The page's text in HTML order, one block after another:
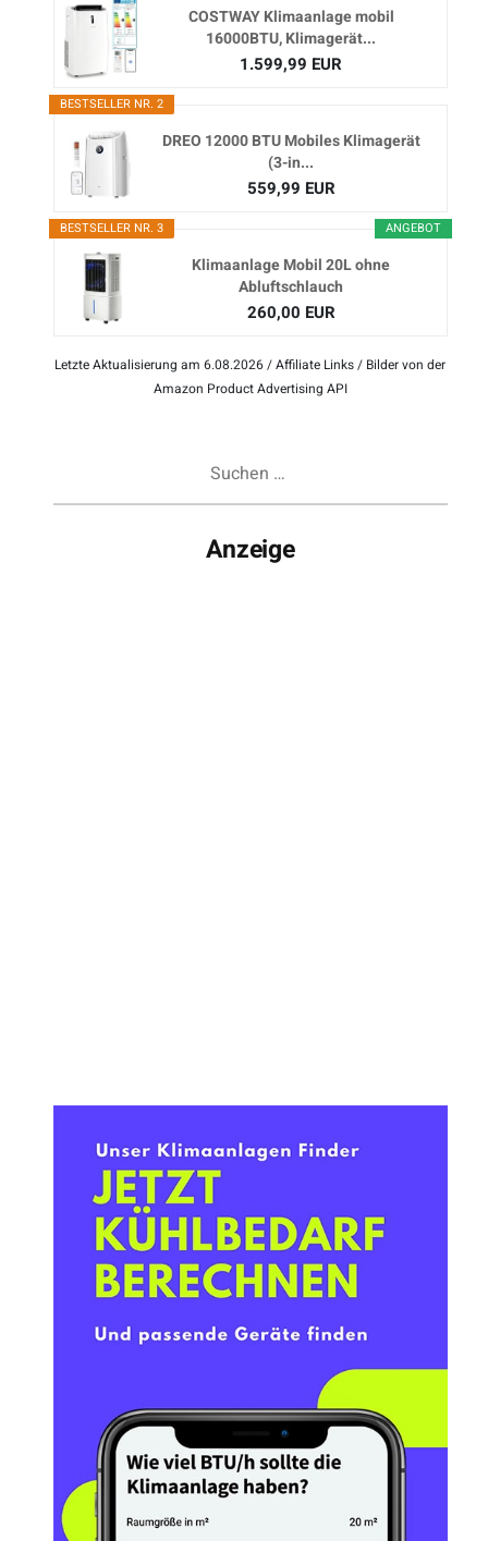
COSTWAY Klimaanlage mobil
16000BTU, Klimagerät...
1.599,99 EUR
BESTSELLER NR. 2
DREO 12000 BTU Mobiles Klimagerät
(3-in...
559,99 EUR
ANGEBOT
BESTSELLER NR. 3
Klimaanlage Mobil 20L ohne
Abluftschlauch
260,00 EUR
Letzte Aktualisierung am 6.08.2026 / Affiliate Links / Bilder von der
Amazon Product Advertising API
Anzeige